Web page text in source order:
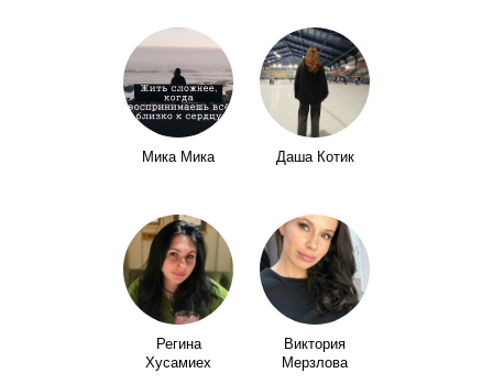
Мика Мика Даша Котик
Регина
Хусамиех
Виктория
Мерзлова